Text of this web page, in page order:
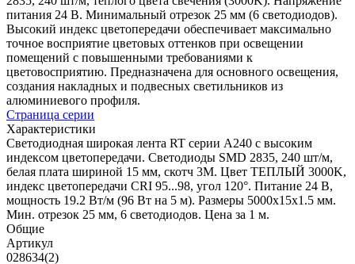
питания 24 В. Минимальный отрезок 25 мм (6 светодиодов).
Высокий индекс цветопередачи обеспечивает максимально
точное восприятие цветовых оттенков при освещении
помещений с повышенными требованиями к
цветовосприятию. Предназначена для основного освещения,
создания накладных и подвесных светильников из
алюминиевого профиля.
Страница серии
Характеристики
Светодиодная широкая лента RT серии A240 с высоким
индексом цветопередачи. Светодиоды SMD 2835, 240 шт/м,
белая плата шириной 15 мм, скотч 3М. Цвет ТЕПЛЫЙ 3000K,
индекс цветопередачи CRI 95...98, угол 120°. Питание 24 В,
мощность 19.2 Вт/м (96 Вт на 5 м). Размеры 5000х15х1.5 мм.
Мин. отрезок 25 мм, 6 светодиодов. Цена за 1 м.
Общие
Артикул
028634(2)